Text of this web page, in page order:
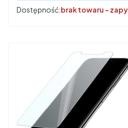
Dostępność:brak towaru -